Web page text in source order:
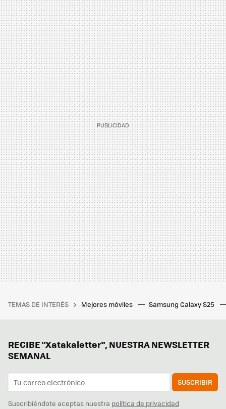
TEMAS DE INTERÉS Mejores móviles Samsung Galaxy S25
RECIBE "Xatakaletter", NUESTRA NEWSLETTER
SEMANAL
SUSCRIBIR
Suscribiéndote aceptas nuestra política de privacidad